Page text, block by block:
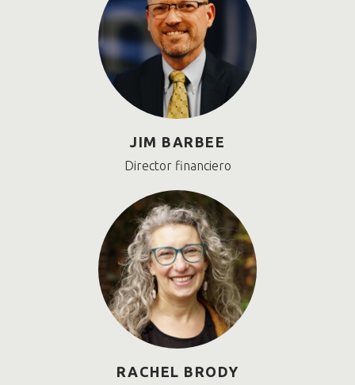
JIM BARBEE
Director financiero
RACHEL BRODY